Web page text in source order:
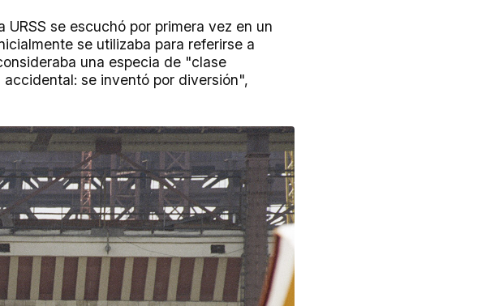
se escuchó por primera vez en un
se utilizaba para referirse a
una especia de "clase
se inventó por diversión",